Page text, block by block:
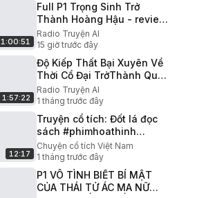
1:00:51
Full P1 Trọng Sinh Trở
Thành Hoàng Hậu - review
truyện #reviewtruyentranh
#xuyenkhong
Radio Truyện AI
15 giờ trước đây
1:57:22
Độ Kiếp Thất Bại Xuyên Về
Thời Cổ Đại TrởThành Quả
Phụ CôGái Dùng Thuật
ĐọcTâm Khuấy Đảo
KinhThành 2
Radio Truyện AI
1 tháng trước đây
12:17
Truyện cổ tích: Đốt lá đọc
sách #phimhoathinh
#truyencotich
Chuyện cổ tích Việt Nam
1 tháng trước đây
P1 VÔ TÌNH BIẾT BÍ MẬT
CỦA THÁI TỬ ÁC MA NỮ